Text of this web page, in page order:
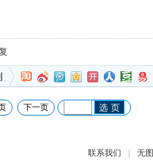
下一页 选 页
联系我们 | 无